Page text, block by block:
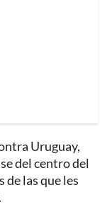
Uruguay,
del centro del
de las que les